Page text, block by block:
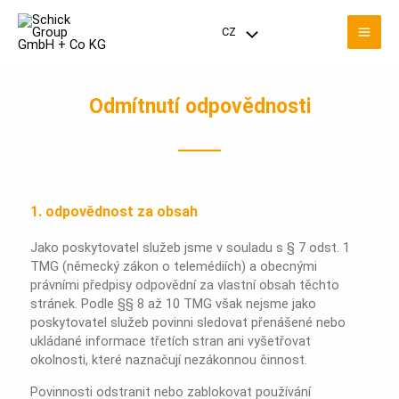
obsah
CZ Přepínač
Odmítnutí odpovědnosti
1. odpovědnost za obsah
Jako poskytovatel služeb jsme v souladu s § 7 odst. 1
TMG (německý zákon o telemédiích) a obecnými
právními předpisy odpovědní za vlastní obsah těchto
stránek. Podle §§ 8 až 10 TMG však nejsme jako
poskytovatel služeb povinni sledovat přenášené nebo
ukládané informace třetích stran ani vyšetřovat
okolnosti, které naznačují nezákonnou činnost.
Povinnosti odstranit nebo zablokovat používání